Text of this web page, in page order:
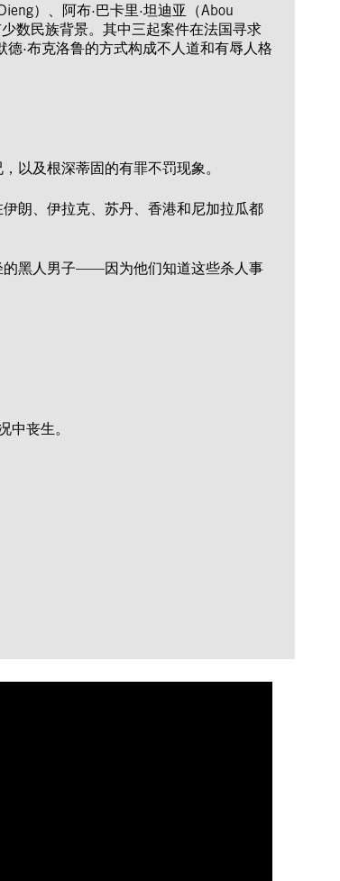
）、阿布·巴卡里·坦迪亚（Abou
数民族背景。其中三起案件在法国寻求
·布克洛鲁的方式构成不人道和有辱人格
以及根深蒂固的有罪不罚现象。
朗、伊拉克、苏丹、香港和尼加拉瓜都
黑人男子——因为他们知道这些杀人事
丧生。